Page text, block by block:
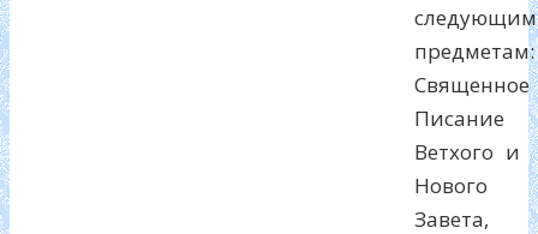
следующим
предметам:
Священное
Писание
Ветхого и
Нового
Завета,